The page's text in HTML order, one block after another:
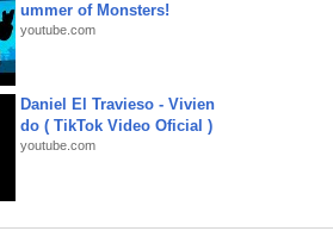
ummer of Monsters!
youtube.com
Daniel El Travieso - Vivien
do ( TikTok Video Oficial )
youtube.com